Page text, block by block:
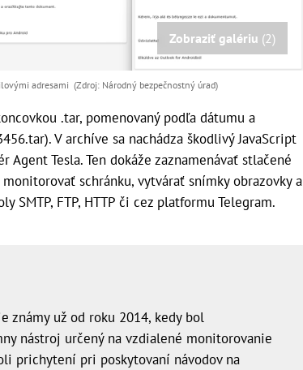
Zobraziť galériu (2)
adresami (Zdroj: Národný bezpečnostný úrad)
.tar, pomenovaný podľa dátumu a
V archíve sa nachádza škodlivý JavaScript
Tesla. Ten dokáže zaznamenávať stlačené
schránku, vytvárať snímky obrazovky a
SMTP, FTP, HTTP či cez platformu Telegram.
známy už od roku 2014, kedy bol
nástroj určený na vzdialené monitorovanie
prichytení pri poskytovaní návodov na